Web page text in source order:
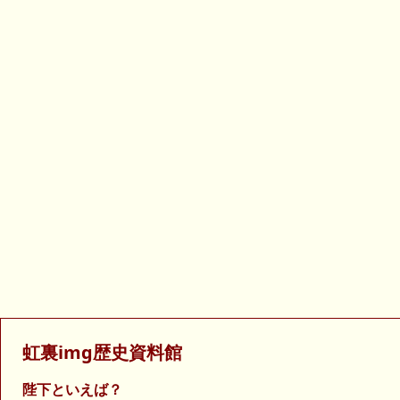
虹裏img歴史資料館
陛下といえば？